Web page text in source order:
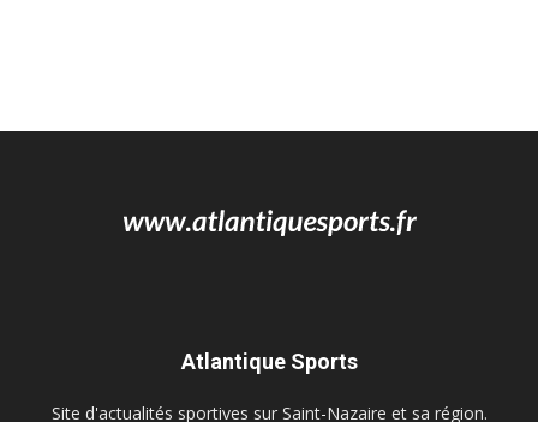
Atlantique Sports
Site d'actualités sportives sur Saint-Nazaire et sa région.